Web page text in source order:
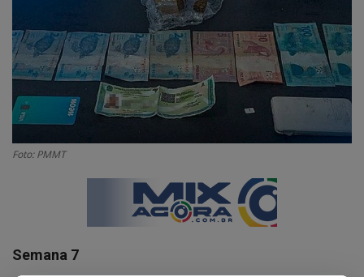
RÁDIO AO VIVO
QUEM SOMOS
CONTATO
MIX AGORA TV
Foto: PMMT
Semana 7